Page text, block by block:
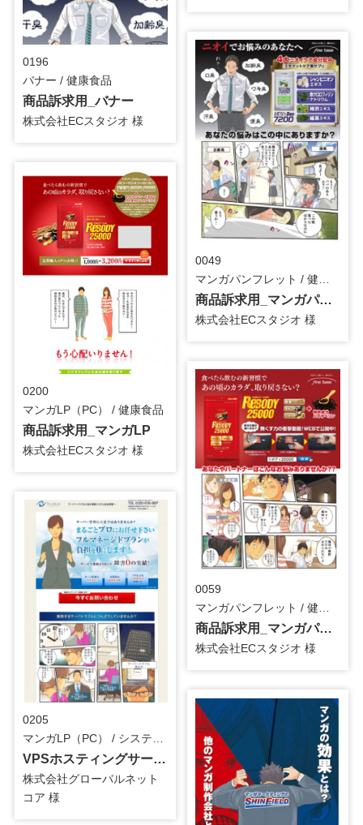
0196
バナー / 健康食品
商品訴求用_バナー
株式会社ECスタジオ 様
0049
商品訴求用_マンガパンフレット
株式会社ECスタジオ 様
0200
マンガLP（PC） / 健康食品
商品訴求用_マンガLP
株式会社ECスタジオ 様
0059
商品訴求用_マンガパンフレット
株式会社ECスタジオ 様
0205
マンガLP（PC） / システム・ツール
VPSホスティングサービス_マンガLP
株式会社グローバルネット
コア 様